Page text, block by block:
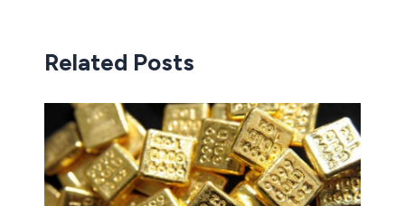
Related Posts